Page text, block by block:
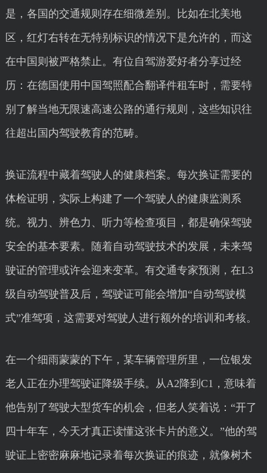
是，各国的交通规则存在细微差别。比如在北美地
区，红灯右转在无特别标识的情况下是允许的，而这
在中国则被严格禁止。有位自驾游爱好者分享过经
历：在德国使用中国驾照配合翻译件租车时，需要特
别了解当地无限速高速公路的通行规则，这些知识往
往超出国内驾驶教育的范畴。
换证流程中藏着驾驶人的健康档案。每次换证需要的
体检证明，实际上构建了一个驾驶人的健康监测系
统。视力、辨色力、听力等检查项目，都是确保驾驶
安全的基本要素。随着自动驾驶技术的发展，未来驾
驶证的管理或许会迎来变革。有交通专家预测，在L3
级自动驾驶普及后，驾驶证可能会增加“自动驾驶模
式”准驾项，这需要对驾驶人进行额外的培训和考核。
在一个细雨蒙蒙的下午，某车辆管理所里，一位银发
老人正在办理驾驶证降级手续。从A2降到C1，意味着
他告别了驾驶大型货车的机会，但老人笑着说：“开了
四十年车，今天才真正读懂这张卡片的意义。”他的驾
驶证上密密麻麻地记录着每次换证的痕迹，就像树木